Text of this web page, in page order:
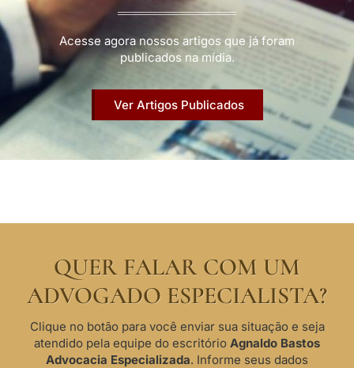
Acesse agora nossos artigos que já foram
publicados na mídia.
Ver Artigos Publicados
QUER FALAR COM UM
ADVOGADO ESPECIALISTA?
Clique no botão para você enviar sua situação e seja
atendido pela equipe do escritório Agnaldo Bastos
Advocacia Especializada. Informe seus dados